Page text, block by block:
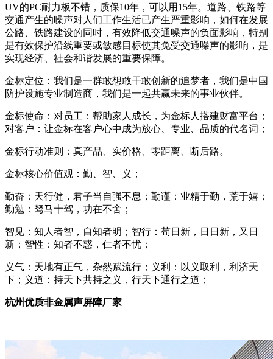
UV的PC耐力板不错，质保10年，可以用15年。道路、铁路等
交通产生的噪声对人们工作生活已产生严重影响，如何在发展
公路、铁路建设的同时，有效降低交通噪声的负面影响，特别
是有效保护沿线重要或敏感目标使其免受交通噪声的影响，是
实现经济、社会和谐发展的重要保障。
金标定位：我们是一群敢想敢干敢创新的追梦者，我们是中国
防护设施专业制造商，我们是一起共赢未来的事业伙伴。
金标使命：对员工：帮助家人成长，为金标人搭建财富平台；
对客户：让金标在客户心中成为放心、专业、品质的代名词；
金标行动准则：真产品、实价格、零距离、断后路。
金标核心价值观：勤、智、义；
勤奋：天行健，君子当自强不息；勤谨：业精于勤，荒于嬉；
勤勉：驽马十驾，功在不舍；
智见：知人者智，自知者明；智行：苟日新，日日新，又日
新；智性：知者不惑，仁者不忧；
义气：天地有正气，杂然赋流行；义利：以义取利，利济天
下；义道：持天下共持之义，行天下通行之道；
杭州优质非金属声屏障厂家